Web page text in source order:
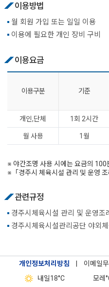
이용방법
월 회원 가입 또는 일일 이용
이용에 필요한 개인 장비 구비
이용요금
이용구분 기준
개인,단체 1회 2시간
월 사용 1월
※ 야간조명 사용 시에는 요금의
※「경주시 체육시설 관리 및 운영
관련규정
경주시체육시설 관리 및 운영조례
경주시체육시설관리공단 야외
개인정보처리방침 이메일
내일18°C 모레